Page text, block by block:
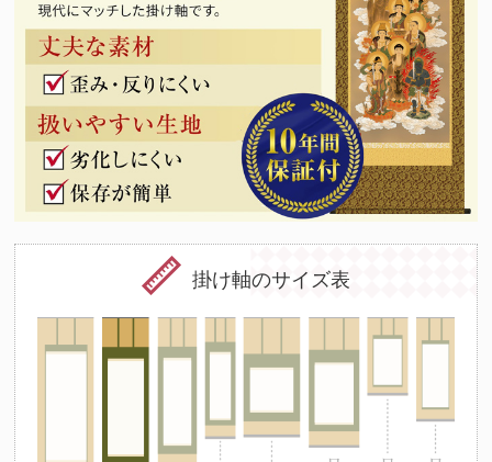
一周忌 勢至菩薩せいしぼさつ
三回忌 阿弥陀如来
七回忌 阿閃如来 あしゅくにょらい
十三回忌 大日如来 だいにちにょらい
三十三回忌 虚空蔵菩薩 こくうぞうぼさつ
十三仏の中には、人それぞれの守り本尊があるとされています。
族の守護を目的として心安らかな日々を過ごせるようこの掛け軸を
お掛けくださいませ。
掛け軸のサイズ表